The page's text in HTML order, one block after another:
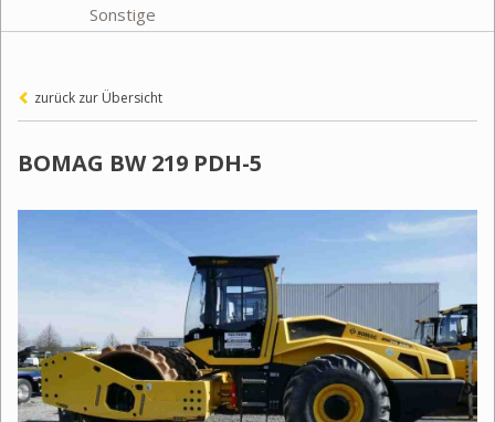
Sonstige
zurück zur Übersicht
BOMAG BW 219 PDH-5